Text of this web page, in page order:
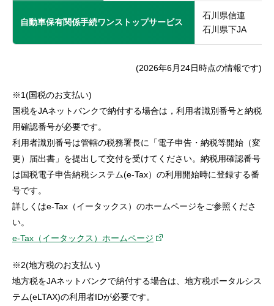
自動車保有関係手続ワンストップサービス
石川県信連
石川県下JA
(2026年6月24日時点の情報です)
※1(国税のお支払い)
国税をJAネットバンクで納付する場合は，利用者識別番号と納税
用確認番号が必要です。
利用者識別番号は管轄の税務署長に「電子申告・納税等開始（変
更）届出書」を提出して交付を受けてください。納税用確認番号
は国税電子申告納税システム(e-Tax）の利用開始時に登録する番
号です。
詳しくはe-Tax（イータックス）のホームページをご参照くださ
い。
e-Tax（イータックス）ホームページ
※2(地方税のお支払い)
地方税をJAネットバンクで納付する場合は、地方税ポータルシス
テム(eLTAX)の利用者IDが必要です。